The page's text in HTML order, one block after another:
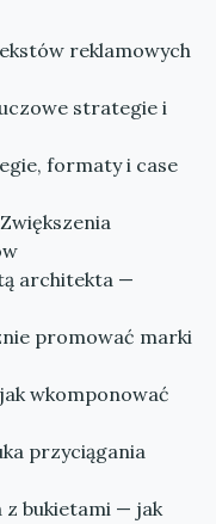
reklamowych
strategie i
formaty i case
architekta —
promować marki
wkomponować
przyciągania
z bukietami — jak